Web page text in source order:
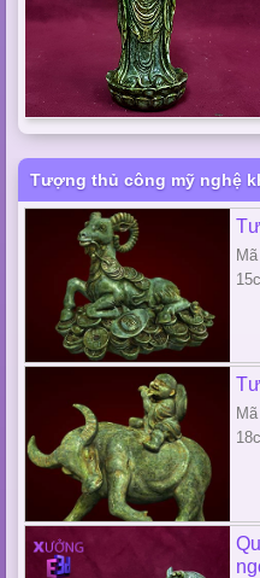
Tượng thủ công mỹ nghệ